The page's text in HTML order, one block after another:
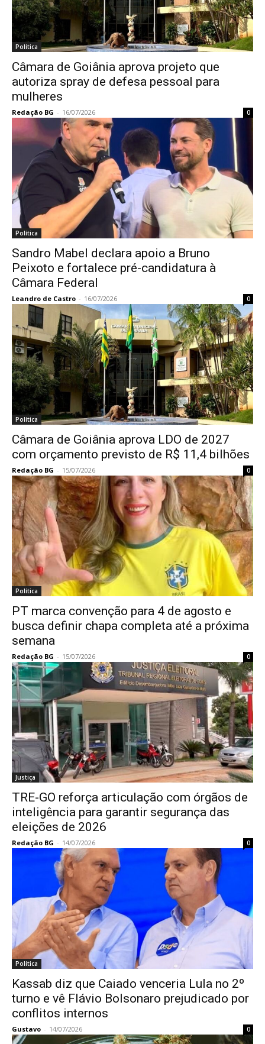
Política
Câmara de Goiânia aprova projeto que
autoriza spray de defesa pessoal para
mulheres
Redação BG - 16/07/2026 0
Política
Sandro Mabel declara apoio a Bruno
Peixoto e fortalece pré-candidatura à
Câmara Federal
Leandro de Castro - 16/07/2026 0
Política
Câmara de Goiânia aprova LDO de 2027
com orçamento previsto de R$ 11,4 bilhões
Redação BG - 15/07/2026 0
Política
PT marca convenção para 4 de agosto e
busca definir chapa completa até a próxima
semana
Redação BG - 15/07/2026 0
Justiça
TRE-GO reforça articulação com órgãos de
inteligência para garantir segurança das
eleições de 2026
Redação BG - 14/07/2026 0
Política
Kassab diz que Caiado venceria Lula no 2º
turno e vê Flávio Bolsonaro prejudicado por
conflitos internos
Gustavo - 14/07/2026 0